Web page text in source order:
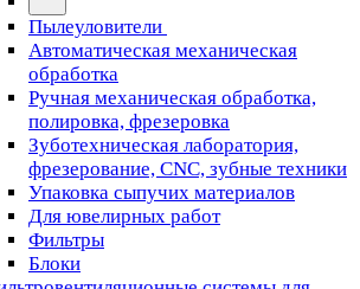
Пылеуловители
Автоматическая механическая
обработка
Ручная механическая обработка,
полировка, фрезеровка
Зуботехническая лаборатория,
фрезерование, CNC, зубные техники
Упаковка сыпучих материалов
Для ювелирных работ
Фильтры
Блоки